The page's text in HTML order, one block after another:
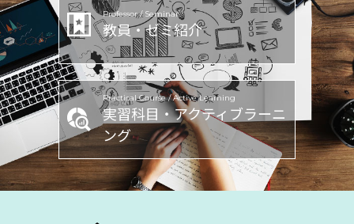
Professor / Seminar
教員・ゼミ紹介
Practical Course / Active Learning
実習科目・アクティブラーニ
ング